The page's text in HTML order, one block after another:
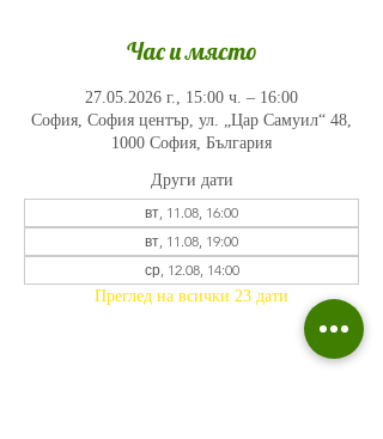
Час и място
27.05.2026 г., 15:00 ч. – 16:00
София, София център, ул. „Цар Самуил“ 48,
1000 София, България
Други дати
вт, 11.08, 16:00
вт, 11.08, 19:00
ср, 12.08, 14:00
Преглед на всички 23 дати